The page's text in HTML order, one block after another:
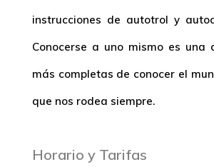
instrucciones de autotrol y
Conocerse a uno mismo es una
más completas de conocer el
que nos rodea siempre.
Horario y Tarifas